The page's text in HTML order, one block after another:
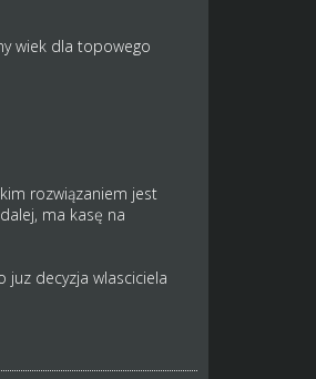
wiek dla topowego
rozwiązaniem jest
ma kasę na
decyzja wlasciciela